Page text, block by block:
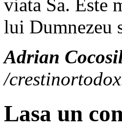
viata Sa. Este
lui Dumnezeu
Adrian
/
Lasa un